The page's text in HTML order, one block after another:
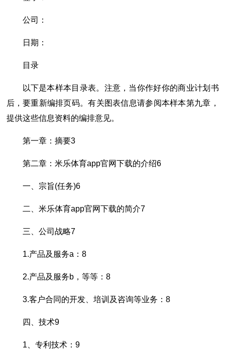
公司：
日期：
目录
以下是本样本目录表。注意，当你作好你的商业计划书
后，要重新编排页码。有关图表信息请参阅本样本第九章，
提供这些信息资料的编排意见。
第一章：摘要3
第二章：米乐体育app官网下载的介绍6
一、宗旨(任务)6
二、米乐体育app官网下载的简介7
三、公司战略7
1.产品及服务a：8
2.产品及服务b，等等：8
3.客户合同的开发、培训及咨询等业务：8
四、技术9
1、专利技术：9